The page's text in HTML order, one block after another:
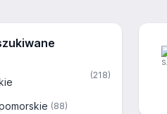
(218)
(88)